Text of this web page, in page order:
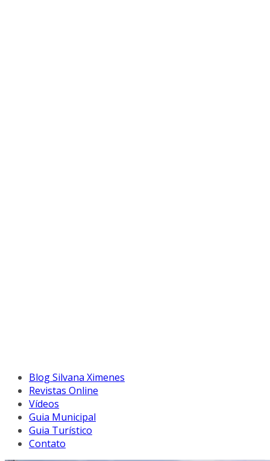
Blog Silvana Ximenes
Revistas Online
Vídeos
Guia Municipal
Guia Turístico
Contato